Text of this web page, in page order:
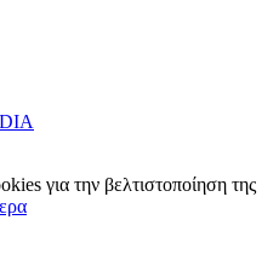
για την βελτιστοποίηση της